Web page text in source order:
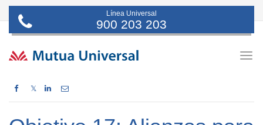
Línea Universal
900 203 203
𝕏